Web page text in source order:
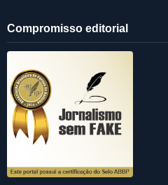
Compromisso editorial